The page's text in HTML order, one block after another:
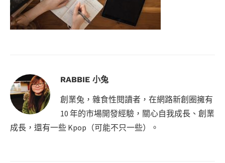
RABBIE 小兔
創業兔，雜食性閱讀者，在網路新創圈擁有
10 年的市場開發經驗，關心自我成長、創業
成長，還有一些 Kpop（可能不只一些）。